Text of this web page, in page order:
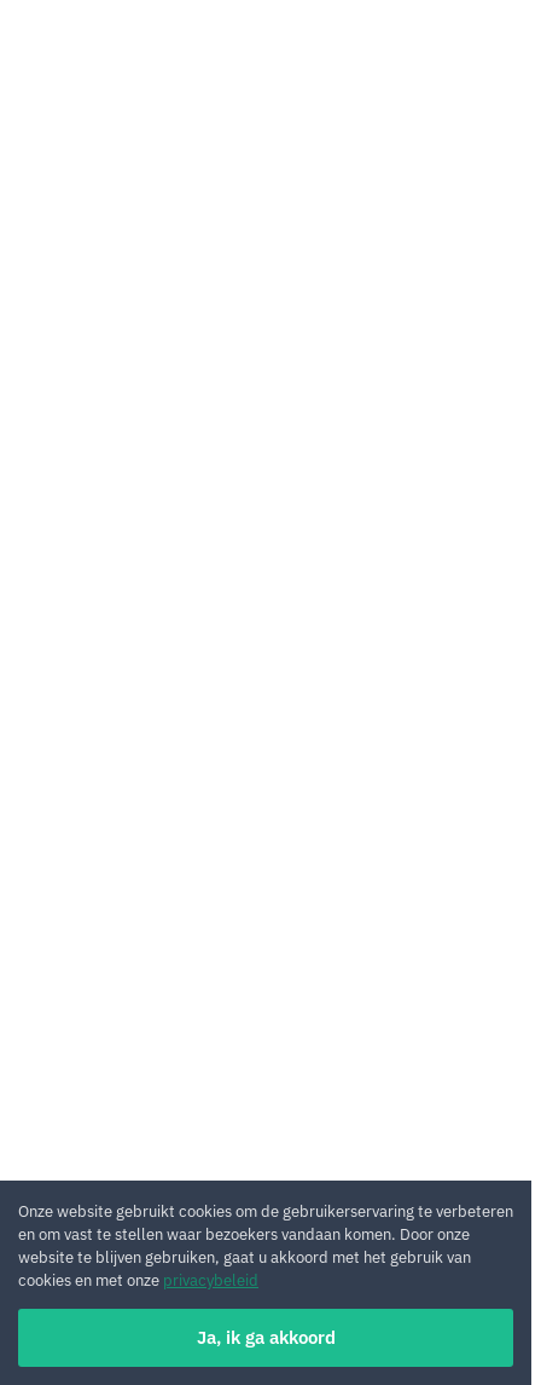
Onze website gebruikt cookies om de gebruikerservaring te verbeteren
en om vast te stellen waar bezoekers vandaan komen. Door onze
website te blijven gebruiken, gaat u akkoord met het gebruik van
cookies en met onze privacybeleid
Ja, ik ga akkoord